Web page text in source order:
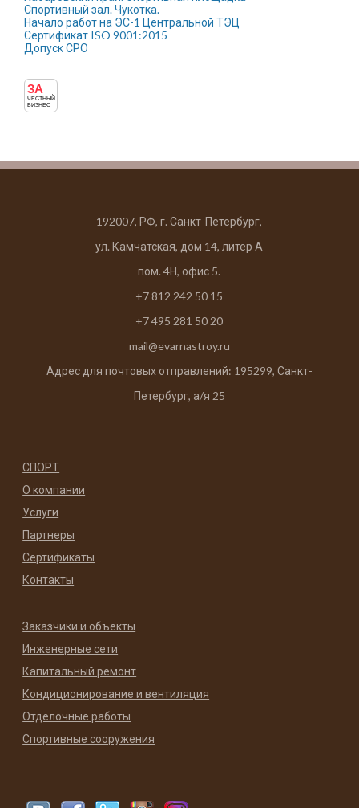
Спортивный зал. Чукотка.
Начало работ на ЭС-1 Центральной ТЭЦ
Сертификат ISO 9001:2015
Допуск СРО
ЗА
ЧЕСТНЫЙ
БИЗНЕС
192007, РФ, г. Санкт-Петербург,
ул. Камчатская, дом 14, литер А
пом. 4Н, офис 5.
+7 812 242 50 15
+7 495 281 50 20
mail@evarnastroy.ru
Адрес для почтовых отправлений: 195299, Санкт-
Петербург, а/я 25
СПОРТ
О компании
Услуги
Партнеры
Сертификаты
Контакты
Заказчики и объекты
Инженерные сети
Капитальный ремонт
Кондиционирование и вентиляция
Отделочные работы
Спортивные сооружения